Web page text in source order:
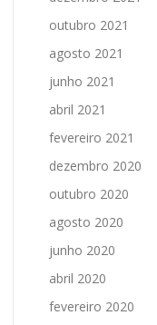
outubro 2021
agosto 2021
junho 2021
abril 2021
fevereiro 2021
dezembro 2020
outubro 2020
agosto 2020
junho 2020
abril 2020
fevereiro 2020